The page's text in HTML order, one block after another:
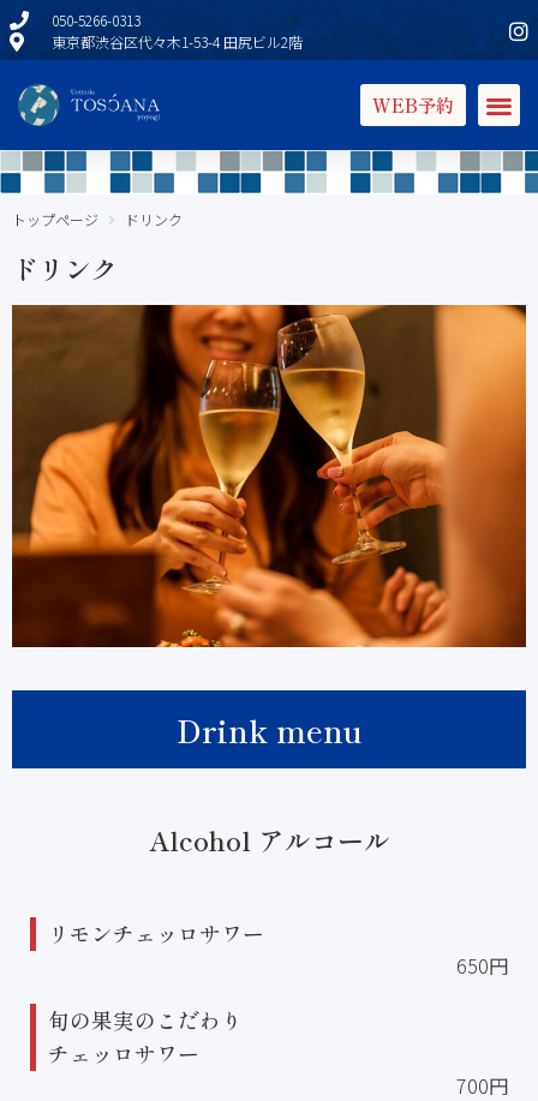
050-5266-0313
東京都渋谷区代々木1-53-4 田尻ビル2階
WEB予約
トップページ ドリンク
ドリンク
Drink menu
Alcohol アルコール
リモンチェッロサワー
650円
旬の果実のこだわり
チェッロサワー
700円